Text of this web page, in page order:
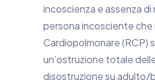
incoscienza e assenza
persona incosciente che
Cardiopolmonare (RCP)
un’ostruzione totale
disostruzione su